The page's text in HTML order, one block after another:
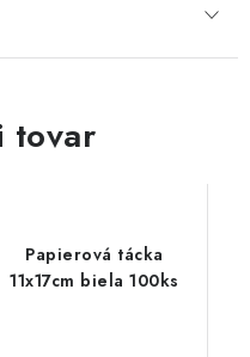
tovar
Papierová tácka
11x17cm biela 100ks